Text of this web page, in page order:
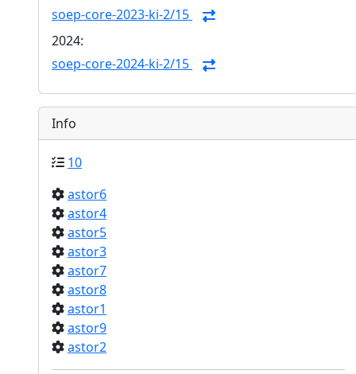
soep-core-2023-ki-2/15
2024:
soep-core-2024-ki-2/15
Info
10
astor6
astor4
astor5
astor3
astor7
astor8
astor1
astor9
astor2